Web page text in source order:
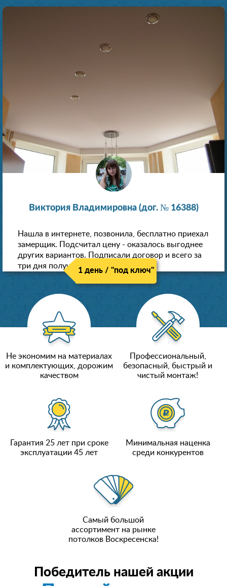
Виктория Владимировна (дог. № 16388)
Нашла в интернете, позвонила, бесплатно приехал
замерщик. Подсчитал цену - оказалось выгоднее
других вариантов. Подписали договор и всего за
три дня получили новые потолки!
1 день / "под ключ"
Не экономим на материалах
и комплектующих, дорожим
качеством
Профессиональный,
безопасный, быстрый и
чистый монтаж!
Гарантия 25 лет при сроке
эксплуатации 45 лет
Минимальная наценка
среди конкурентов
Самый большой
ассортимент на рынке
потолков Воскресенска!
Победитель нашей акции